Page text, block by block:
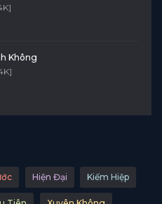
Không
Hiện Đại Kiếm Hiệp